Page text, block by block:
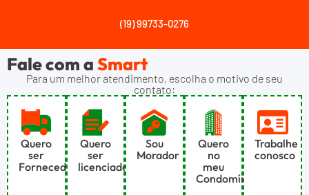
(19) 99733-0276
Fale com aSmart
Para um melhor atendimento, escolha o motivo de seu
contato:
Quero
ser
Fornecedor
Quero
ser
licenciado
Sou
Morador
Quero
no
meu
Condomínio
Trabalhe
conosco